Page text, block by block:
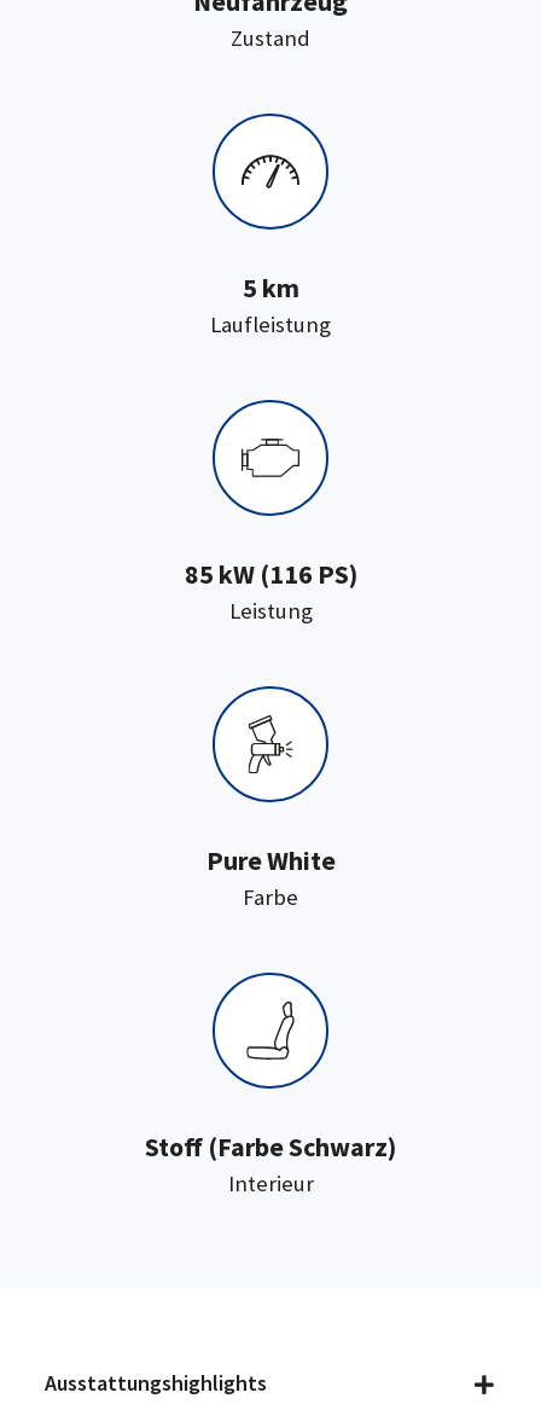
Zustand
Laufleistung:
5 km
Leistung:
85 kW (116 PS)
Farbe
Pure White
Interieur
Stoff :(Farbe Schwarz)
Ausstattungshighlights